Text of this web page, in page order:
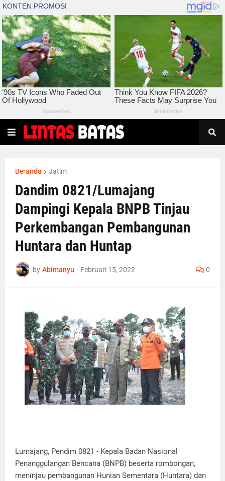
Beranda Jatim
Dandim 0821/Lumajang
Dampingi Kepala BNPB Tinjau
Perkembangan Pembangunan
Huntara dan Huntap
by Abimanyu - Februari 15, 2022 0
Lumajang, Pendim 0821 - Kepala Badan Nasional
Penanggulangan Bencana (BNPB) beserta rombongan,
meninjau pembangunan Hunian Sementara (Huntara) dan